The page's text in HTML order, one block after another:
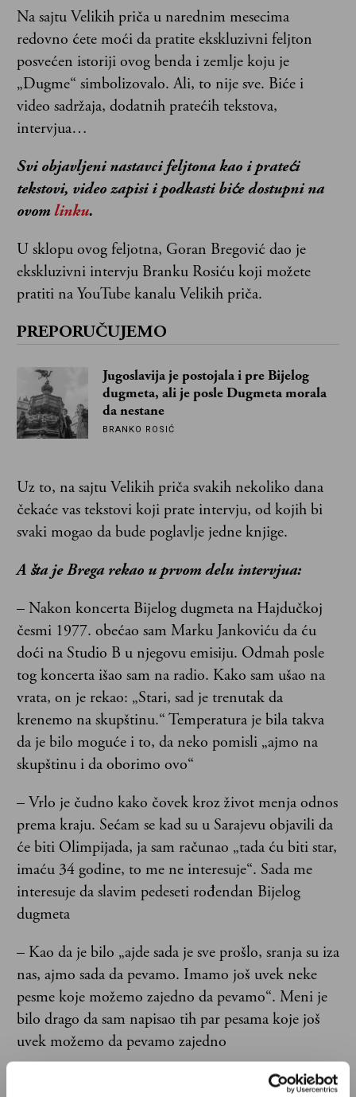
Na sajtu Velikih priča u narednim mesecima
redovno ćete moći da pratite ekskluzivni feljton
posvećen istoriji ovog benda i zemlje koju je
„Dugme“ simbolizovalo. Ali, to nije sve. Biće i
video sadržaja, dodatnih pratećih tekstova,
intervjua…
Svi objavljeni nastavci feljtona kao i prateći
tekstovi, video zapisi i podkasti biće dostupni na
ovomlinku.
U sklopu ovog feljotna, Goran Bregović dao je
ekskluzivni intervju Branku Rosiću koji možete
pratiti na YouTube kanalu Velikih priča.
PREPORUČUJEMO
Jugoslavija je postojala i pre Bijelog
dugmeta, ali je posle Dugmeta morala
da nestane
BRANKO ROSIĆ
Uz to, na sajtu Velikih priča svakih nekoliko dana
čekaće vas tekstovi koji prate intervju, od kojih bi
svaki mogao da bude poglavlje jedne knjige.
A šta je Brega rekao u prvom delu intervjua:
– Nakon koncerta Bijelog dugmeta na Hajdučkoj
česmi 1977. obećao sam Marku Jankoviću da ću
doći na Studio B u njegovu emisiju. Odmah posle
tog koncerta išao sam na radio. Kako sam ušao na
vrata, on je rekao: „Stari, sad je trenutak da
krenemo na skupštinu.“ Temperatura je bila takva
da je bilo moguće i to, da neko pomisli „ajmo na
skupštinu i da oborimo ovo“
– Vrlo je čudno kako čovek kroz život menja odnos
prema kraju. Sećam se kad su u Sarajevu objavili da
će biti Olimpijada, ja sam računao „tada ću biti star,
imaću 34 godine, to me ne interesuje“. Sada me
interesuje da slavim pedeseti rođendan Bijelog
dugmeta
– Kao da je bilo „ajde sada je sve prošlo, sranja su iza
nas, ajmo sada da pevamo. Imamo još uvek neke
pesme koje možemo zajedno da pevamo“. Meni je
bilo drago da sam napisao tih par pesama koje još
uvek možemo da pevamo zajedno
– Ti mali koncepti do kojih je meni bilo stalo u to